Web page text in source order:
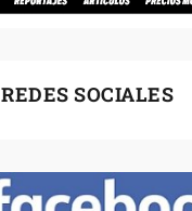
REDES SOCIALES